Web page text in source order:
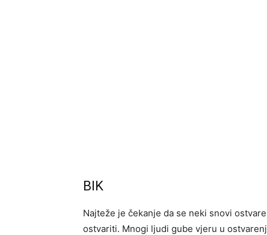
BIK
Najteže je čekanje da se neki snovi
ostvariti. Mnogi ljudi gube vjeru u